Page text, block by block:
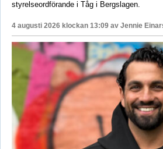
styrelseordförande i Tåg i Bergslagen.
4 augusti 2026 klockan 13:09 av Jennie